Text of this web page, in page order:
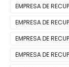
EMPRESA DE
EMPRESA DE
EMPRESA DE
EMPRESA DE